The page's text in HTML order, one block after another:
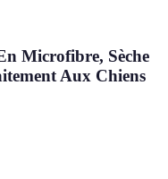
Microfibre, Sèche
Aux Chiens